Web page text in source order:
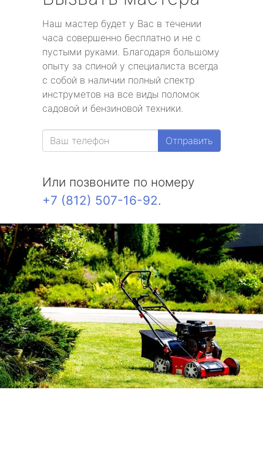
Наш мастер будет у Вас в течении
часа совершенно бесплатно и не с
пустыми руками. Благодаря большому
опыту за спиной у специалиста всегда
с собой в наличии полный спектр
инструметов на все виды поломок
садовой и бензиновой техники.
Отправить
Или позвоните по номеру
+7 (812) 507-16-92.